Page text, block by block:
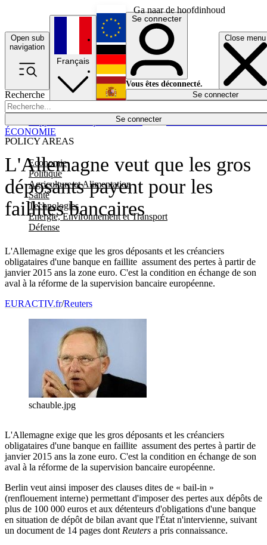
Ga naar de hoofdinhoud
Open sub
navigation
Close menu
Recherche
Se connecter
POLICY AREAS
Economie
Politique
Agriculture et Alimentation
Santé
Technologies
Energie, Environnement et Transport
Défense
Économie
Français
English
Deutsch
Español
Se connecter
Vous êtes déconnecté.
Se connecter
L'Allemagne veut que les gros
déposants payent pour les
faillites bancaires
L'Allemagne exige que les gros déposants et les créanciers
obligataires d'une banque en faillite assument des pertes à partir de
janvier 2015 ans la zone euro. C'est la condition en échange de son
aval à la réforme de la supervision bancaire européenne.
ÉCONOMIE
EURACTIV.fr/Reuters
schauble.jpg
L'Allemagne exige que les gros déposants et les créanciers
obligataires d'une banque en faillite assument des pertes à partir de
janvier 2015 ans la zone euro. C'est la condition en échange de son
aval à la réforme de la supervision bancaire européenne.
Berlin veut ainsi imposer des clauses dites de « bail-in »
(renflouement interne) permettant d'imposer des pertes aux dépôts de
plus de 100 000 euros et aux détenteurs d'obligations d'une banque
en situation de dépôt de bilan avant que l'État n'intervienne, suivant
un document de 14 pages dont Reuters a pris connaissance.